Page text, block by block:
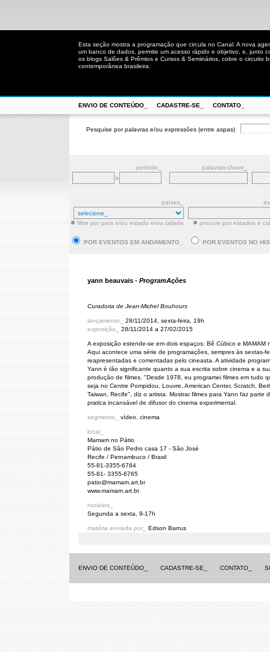
Esta seção mostra a programação que circula no Canal. A nova
um banco de dados, permite um acesso rápido e objetivo, e, junto
os blogs Salões & Prêmios e Cursos & Seminários, cobre o circuito
contemporânea brasileira.
ENVIO DE CONTEÚDO_ CADASTRE-SE_ CONTATO_
Pesquise por palavras e/ou expressões (entre aspas)
período_
palavras-chave_
a
países_
filtre por país e/ou estado e/ou cidade procure por estados e
POR EVENTOS EM ANDAMENTO_ POR EVENTOS NO
yann beauvais - ProgramAções
Curadoria de Jean-Michel Bouhours
lançamento_ 28/11/2014, sexta-feira, 19h
exposição_ 28/11/2014 a 27/02/2015
A exposição estende-se em dois espaços: Bê Cúbico e MAMAM
Aqui acontece uma série de programações, sempres às sextas-
reapresentadas e comentadas pelo cineasta. A atividade
Yann é tão significante quanto a sua escrita sobre cinema e a
produção de filmes. "Desde 1978, eu programei filmes em tudo
seja no Centre Pompidou, Louvre, American Center, Scratch,
Taiwan, Recife", diz o artista. Mostrar filmes para Yann faz parte
pratica incansável de difusor do cinema experimental.
segmento_ vídeo, cinema
local_
Mamam no Pátio
Pátio de São Pedro casa 17 - São José
Recife / Pernambuco / Brasil
55-81-3355-6764
55-81- 3355-6765
patio@mamam.art.br
www.mamam.art.br
horários_
Segunda a sexta, 9-17h
matéria enviada por_ Edson Barrus
ENVIO DE CONTEÚDO_ CADASTRE-SE_ CONTATO_